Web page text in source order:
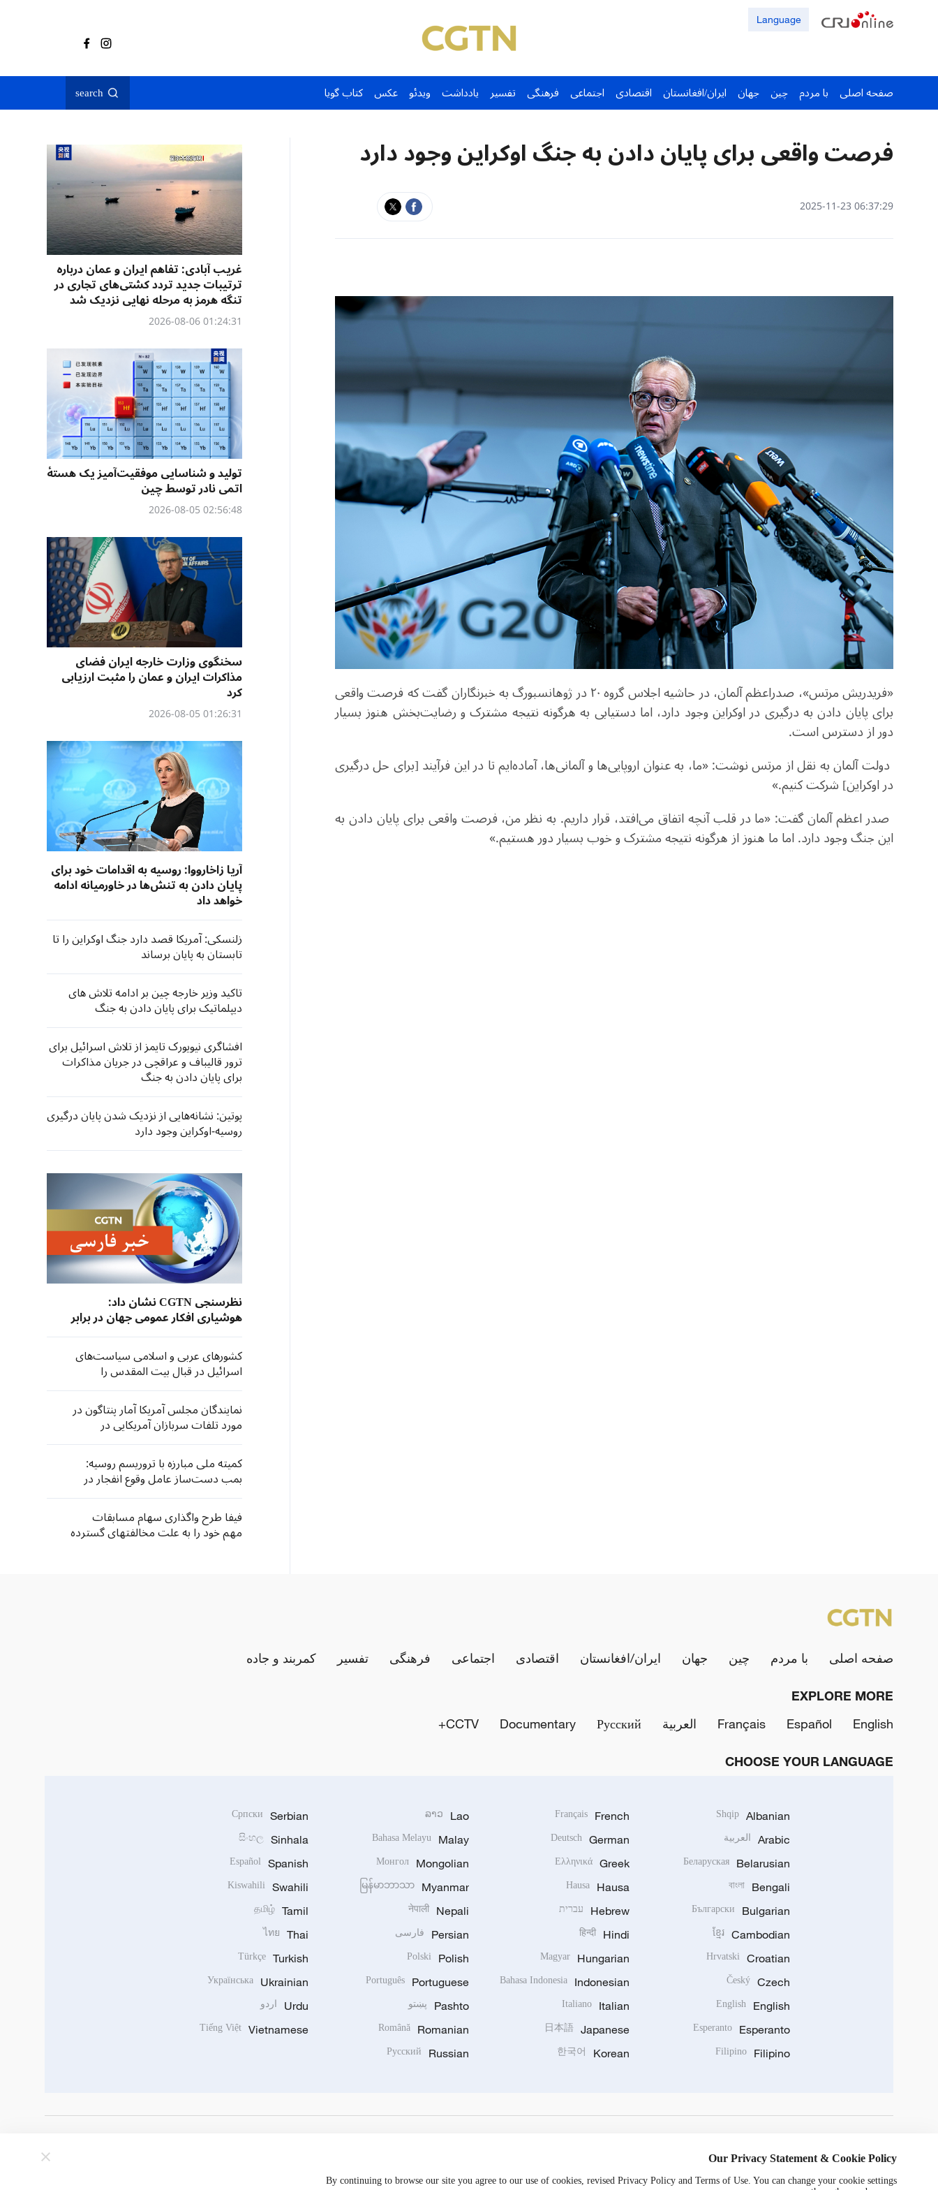
Language
صفحه اصلی با مردم چین جهان ایران/افغانستان اقتصادی اجتماعی فرهنگی تفسیر یادداشت ویدئو عکس کتاب گویا search
فرصت واقعی برای پایان دادن به ‌جنگ اوکراین وجود دارد
06:37:29 2025-11-23
«فریدریش مرتس»، صدراعظم آلمان، ‌در حاشیه اجلاس گروه ۲۰ در ژوهانسبورگ به خبرنگاران گفت که فرصت واقعی
برای پایان دادن به درگیری در اوکراین وجود دارد، اما دستیابی به هرگونه نتیجه مشترک و رضایت‌بخش هنوز بسیار
دور از دسترس است.
دولت آلمان به نقل از مرتس نوشت: «ما، به عنوان اروپایی‌ها و آلمانی‌ها، آماده‌ایم تا در این فرآیند [برای حل درگیری
در اوکراین] شرکت کنیم.»
صدر اعظم آلمان گفت: «ما در قلب آنچه اتفاق می‌افتد، قرار داریم. به نظر من، فرصت واقعی برای پایان دادن به
این جنگ وجود دارد. اما ما هنوز از هرگونه نتیجه مشترک و خوب بسیار دور هستیم.»
غریب آبادی: تفاهم ایران و عمان درباره
ترتیبات جدید تردد کشتی‌های تجاری در
تنگه هرمز به مرحله نهایی نزدیک شد
01:24:31 2026-08-06
تولید و شناسایی موفقیت‌آمیز یک هستهٔ
اتمی نادر توسط چین
02:56:48 2026-08-05
سخنگوی وزارت خارجه ایران فضای
مذاکرات ایران و عمان را مثبت ارزیابی
کرد
01:26:31 2026-08-05
آریا زاخارووا: روسیه به اقدامات خود برای
پایان دادن به تنش‌ها در خاورمیانه ادامه
خواهد داد
زلنسکی: آمریکا قصد دارد جنگ اوکراین را تا
تابستان به پایان برساند
تاکید وزیر خارجه چین بر ادامه تلاش های
دیپلماتیک برای پایان دادن به جنگ
افشاگری نیویورک تایمز از تلاش اسرائیل برای
ترور قالیباف و عراقچی در جریان مذاکرات
برای پایان دادن به جنگ
پوتین: نشانه‌هایی از نزدیک شدن پایان درگیری
روسیه-اوکراین وجود دارد
نظرسنجی CGTN نشان داد:
هوشیاری افکار عمومی جهان در برابر
توسعه نظامی‌گری ژاپن
کشورهای عربی و اسلامی سیاست‌های
اسرائیل در قبال بیت المقدس را
محکوم کردند
نمایندگان مجلس آمریکا آمار پنتاگون در
مورد تلفات سربازان آمریکایی در
درگیری با ایران را زیر سوال بردند
کمیته ملی مبارزه با تروریسم روسیه:
بمب دست‌ساز عامل وقوع انفجار در
مسکو بود
فیفا طرح واگذاری سهام مسابقات
مهم خود را به علت مخالفتهای گسترده
کنار گذاشت
صفحه اصلی با مردم چین جهان ایران/افغانستان اقتصادی اجتماعی فرهنگی تفسیر کمربند و جاده
EXPLORE MORE
English
Español
Français العربية Русский
Documentary
CCTV+
CHOOSE YOUR LANGUAGE
Albanian
Shqip
Arabic العربية
Belarusian
Беларуская
Bengali
বাংলা
Bulgarian
Български
Cambodian
ខ្មែរ
Croatian
Hrvatski
Czech
Český
English
English
Esperanto
Esperanto
Filipino
Filipino
French
Français
German
Deutsch
Greek
Ελληνικά
Hausa
Hausa
Hebrew עברית
Hindi
हिन्दी
Hungarian
Magyar
Indonesian
Bahasa Indonesia
Italian
Italiano
Japanese
日本語
Korean
한국어
Lao
ລາວ
Malay
Bahasa Melayu
Mongolian
Монгол
Myanmar
မြန်မာဘာသာ
Nepali
नेपाली
Persian فارسی
Polish
Polski
Portuguese
Português
Pashto پښتو
Romanian
Română
Russian
Русский
Serbian
Српски
Sinhala
සිංහල
Spanish
Español
Swahili
Kiswahili
Tamil
தமிழ்
Thai
ไทย
Turkish
Türkçe
Ukrainian
Українська
Urdu اردو
Vietnamese
Tiếng Việt
Our Privacy Statement & Cookie Policy
By continuing to browse our site you agree to our use of cookies, revised Privacy Policy and Terms of Use. You can change your cookie settings